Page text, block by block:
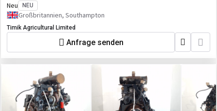
Neu NEU
Großbritannien, Southampton
Timik Agricultural Limited
Anfrage senden